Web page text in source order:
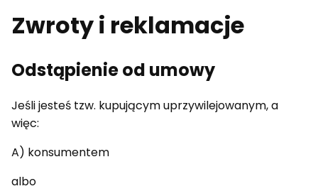
Zwroty i reklamacje
Odstąpienie od umowy
Jeśli jesteś tzw. kupującym uprzywilejowanym, a
więc:
A) konsumentem
albo